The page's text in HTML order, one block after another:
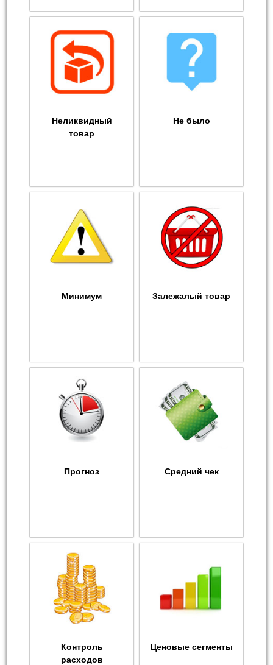
Неликвидный
товар
Не было
Минимум Залежалый товар
Прогноз Средний чек
Контроль
расходов
Ценовые сегменты